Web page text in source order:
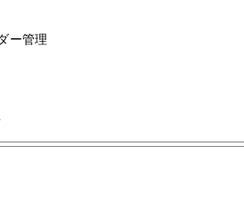
ー管理